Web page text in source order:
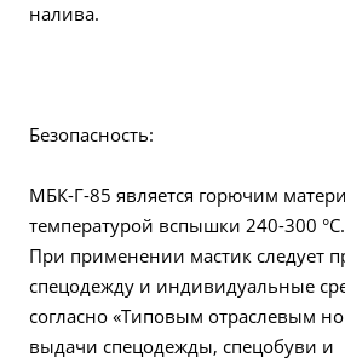
налива.
Безопасность:
МБК-Г-85 является горючим
температурой вспышки 240-300 °С.
При применении мастик следует
спецодежду и индивидуальные
согласно «Типовым отраслевым
выдачи спецодежды, спецобуви и